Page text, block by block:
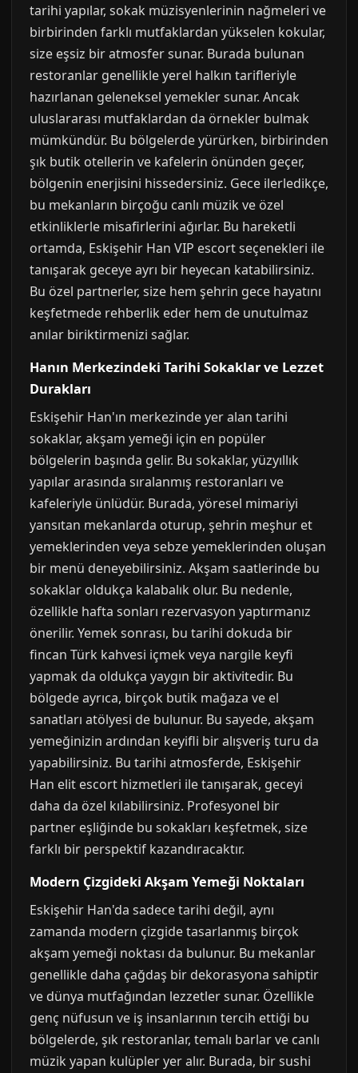
tarihi yapılar, sokak müzisyenlerinin nağmeleri ve
birbirinden farklı mutfaklardan yükselen kokular,
size eşsiz bir atmosfer sunar. Burada bulunan
restoranlar genellikle yerel halkın tarifleriyle
hazırlanan geleneksel yemekler sunar. Ancak
uluslararası mutfaklardan da örnekler bulmak
mümkündür. Bu bölgelerde yürürken, birbirinden
şık butik otellerin ve kafelerin önünden geçer,
bölgenin enerjisini hissedersiniz. Gece ilerledikçe,
bu mekanların birçoğu canlı müzik ve özel
etkinliklerle misafirlerini ağırlar. Bu hareketli
ortamda, Eskişehir Han VIP escort seçenekleri ile
tanışarak geceye ayrı bir heyecan katabilirsiniz.
Bu özel partnerler, size hem şehrin gece hayatını
keşfetmede rehberlik eder hem de unutulmaz
anılar biriktirmenizi sağlar.
Hanın Merkezindeki Tarihi Sokaklar ve Lezzet
Durakları
Eskişehir Han'ın merkezinde yer alan tarihi
sokaklar, akşam yemeği için en popüler
bölgelerin başında gelir. Bu sokaklar, yüzyıllık
yapılar arasında sıralanmış restoranları ve
kafeleriyle ünlüdür. Burada, yöresel mimariyi
yansıtan mekanlarda oturup, şehrin meşhur et
yemeklerinden veya sebze yemeklerinden oluşan
bir menü deneyebilirsiniz. Akşam saatlerinde bu
sokaklar oldukça kalabalık olur. Bu nedenle,
özellikle hafta sonları rezervasyon yaptırmanız
önerilir. Yemek sonrası, bu tarihi dokuda bir
fincan Türk kahvesi içmek veya nargile keyfi
yapmak da oldukça yaygın bir aktivitedir. Bu
bölgede ayrıca, birçok butik mağaza ve el
sanatları atölyesi de bulunur. Bu sayede, akşam
yemeğinizin ardından keyifli bir alışveriş turu da
yapabilirsiniz. Bu tarihi atmosferde, Eskişehir
Han elit escort hizmetleri ile tanışarak, geceyi
daha da özel kılabilirsiniz. Profesyonel bir
partner eşliğinde bu sokakları keşfetmek, size
farklı bir perspektif kazandıracaktır.
Modern Çizgideki Akşam Yemeği Noktaları
Eskişehir Han'da sadece tarihi değil, aynı
zamanda modern çizgide tasarlanmış birçok
akşam yemeği noktası da bulunur. Bu mekanlar
genellikle daha çağdaş bir dekorasyona sahiptir
ve dünya mutfağından lezzetler sunar. Özellikle
genç nüfusun ve iş insanlarının tercih ettiği bu
bölgelerde, şık restoranlar, temalı barlar ve canlı
müzik yapan kulüpler yer alır. Burada, bir sushi